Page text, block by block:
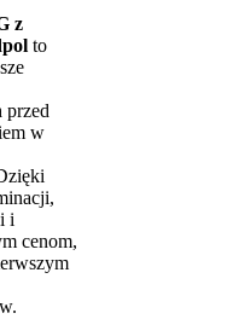
z
to
przed
w
i
cenom,